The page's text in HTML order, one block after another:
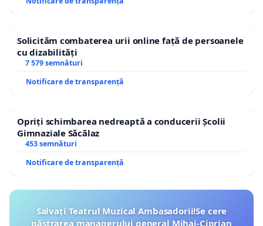
Solicităm combaterea urii online față de persoanele
cu dizabilități
7 579 semnături
Notificare de transparență
Opriți schimbarea nedreaptă a conducerii Școlii
Gimnaziale Săcălaz
453 semnături
Notificare de transparență
Salvați Teatrul Muzical Ambasadorii!Se cere
păstrarea managerului general Mihai-Ciprian